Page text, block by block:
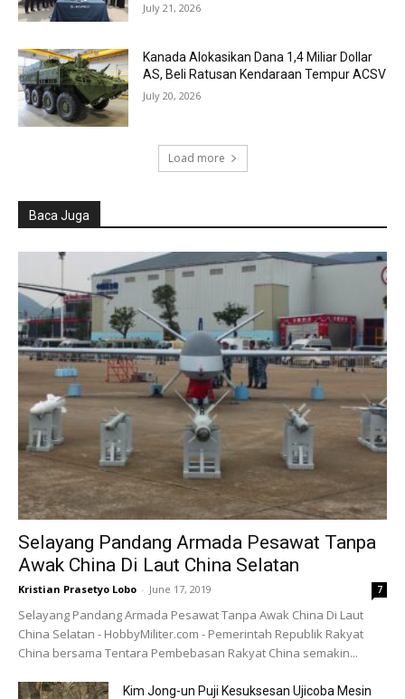
July 21, 2026
Kanada Alokasikan Dana 1,4 Miliar Dollar
AS, Beli Ratusan Kendaraan Tempur ACSV
July 20, 2026
Load more
Baca Juga
Selayang Pandang Armada Pesawat Tanpa
Awak China Di Laut China Selatan
Kristian Prasetyo Lobo - June 17, 2019 7
Selayang Pandang Armada Pesawat Tanpa Awak China Di Laut
China Selatan - HobbyMiliter.com - Pemerintah Republik Rakyat
China bersama Tentara Pembebasan Rakyat China semakin...
Kim Jong-un Puji Kesuksesan Ujicoba Mesin